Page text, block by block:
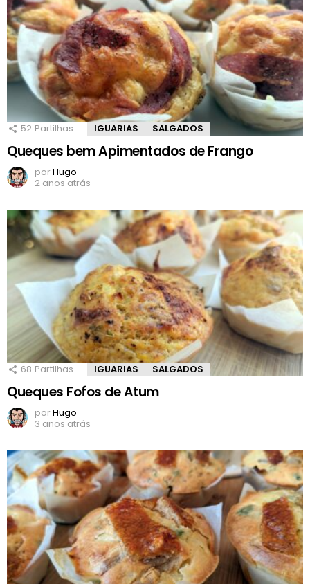
52 Partilhas IGUARIAS SALGADOS
Queques bem Apimentados de Frango
porHugo
2 anos atrás
68 Partilhas IGUARIAS SALGADOS
Queques Fofos de Atum
porHugo
3 anos atrás